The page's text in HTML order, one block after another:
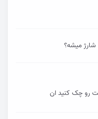
میشه؟
رو چک کنید ان